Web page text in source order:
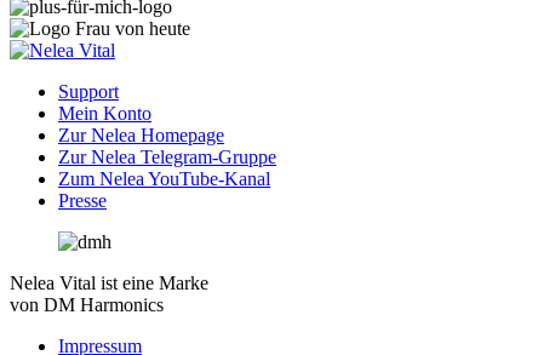
Support
Mein Konto
Zur Nelea Homepage
Zur Nelea Telegram-Gruppe
Zum Nelea YouTube-Kanal
Presse
Nelea Vital ist eine Marke
von DM Harmonics
Impressum